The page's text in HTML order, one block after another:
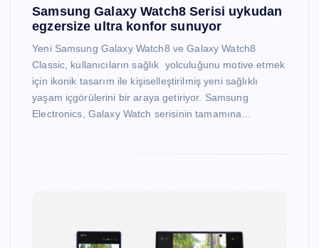
Samsung Galaxy Watch8 Serisi uykudan
egzersize ultra konfor sunuyor
Yeni Samsung Galaxy Watch8 ve Galaxy Watch8
Classic, kullanıcıların sağlık yolculuğunu motive etmek
için ikonik tasarım ile kişiselleştirilmiş yeni sağlıklı
yaşam içgörülerini bir araya getiriyor. Samsung
Electronics, Galaxy Watch serisinin tamamına…